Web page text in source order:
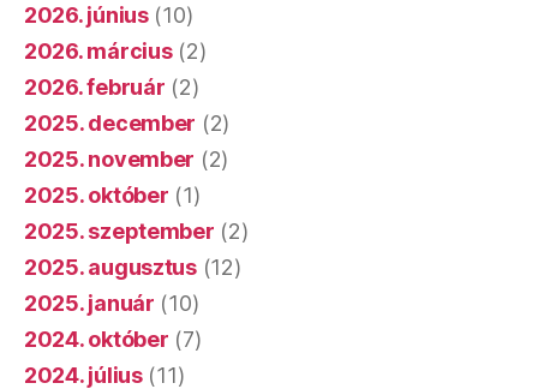
2026. június(10)
2026. március(2)
2026. február (2)
2025. december (2)
2025. november (2)
2025. október (1)
2025. szeptember (2)
2025. augusztus(12)
2025. január (10)
2024. október (7)
2024. július(11)